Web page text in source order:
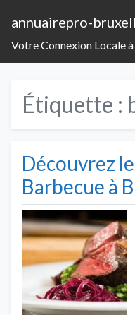
annuairepro-
Votre Connexion Locale
Étiquette :
Découvrez
Barbecue à